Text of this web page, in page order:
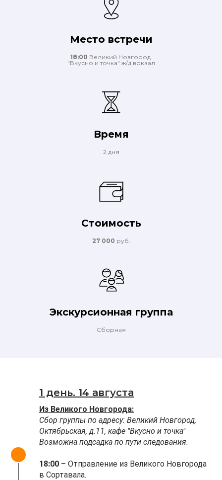
Место встречи
18:00 Великий Новгород.
"Вкусно и точка" ж/д вокзал
Время
2 дня
Стоимость
27 000 руб.
Экскурсионная группа
Сборная
1 день. 14 августа
Из Великого Новгорода:
Сбор группы по адресу: Великий Новгород,
Октябрьская, д.11, кафе "Вкусно и точка"
Возможна подсадка по пути следования.
18:00 – Отправление из Великого Новгорода
в Сортавала.